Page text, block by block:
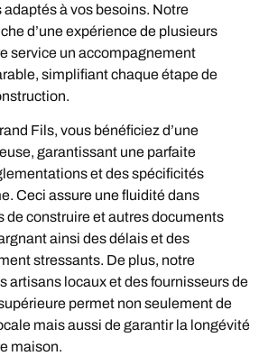
adaptés à vos besoins. Notre
d’une expérience de plusieurs
service un accompagnement
simplifiant chaque étape de
Fils, vous bénéficiez d’une
garantissant une parfaite
et des spécificités
Ceci assure une fluidité dans
de construire et autres documents
ainsi des délais et des
stressants. De plus, notre
artisans locaux et des fournisseurs de
permet non seulement de
mais aussi de garantir la longévité
maison.